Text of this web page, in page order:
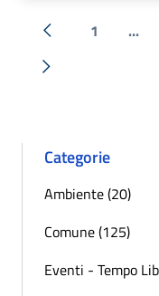
« Precedente
1 ...
Successiva »
Categorie
Ambiente (20)
Comune (125)
Eventi - Tempo